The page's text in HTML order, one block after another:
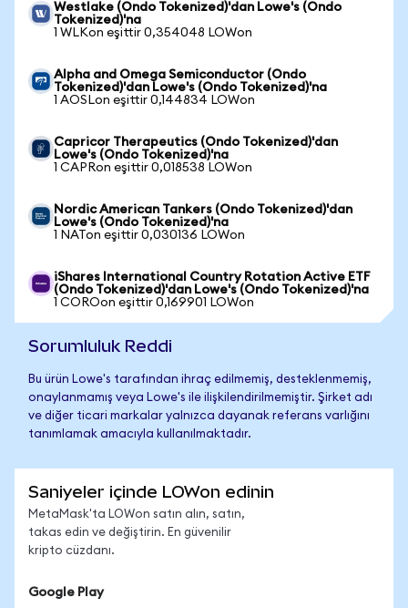
Westlake (Ondo Tokenized)'dan Lowe's (Ondo
Tokenized)'na
1 WLKon eşittir 0,354048 LOWon
Alpha and Omega Semiconductor (Ondo
Tokenized)'dan Lowe's (Ondo Tokenized)'na
1 AOSLon eşittir 0,144834 LOWon
Capricor Therapeutics (Ondo Tokenized)'dan
Lowe's (Ondo Tokenized)'na
1 CAPRon eşittir 0,018538 LOWon
Nordic American Tankers (Ondo Tokenized)'dan
Lowe's (Ondo Tokenized)'na
1 NATon eşittir 0,030136 LOWon
iShares International Country Rotation Active ETF
(Ondo Tokenized)'dan Lowe's (Ondo Tokenized)'na
1 COROon eşittir 0,169901 LOWon
Sorumluluk Reddi
Bu ürün Lowe's tarafından ihraç edilmemiş, desteklenmemiş,
onaylanmamış veya Lowe's ile ilişkilendirilmemiştir. Şirket adı
ve diğer ticari markalar yalnızca dayanak referans varlığını
tanımlamak amacıyla kullanılmaktadır.
Saniyeler içinde LOWon edinin
MetaMask'ta LOWon satın alın, satın,
takas edin ve değiştirin. En güvenilir
kripto cüzdanı.
Google Play